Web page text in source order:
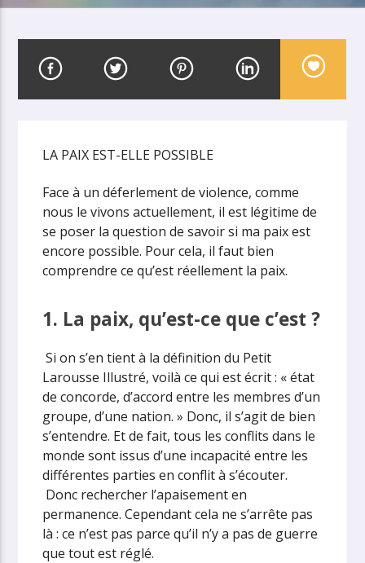
LA PAIX EST-ELLE POSSIBLE
Face à un déferlement de violence, comme
nous le vivons actuellement, il est légitime de
se poser la question de savoir si ma paix est
encore possible. Pour cela, il faut bien
comprendre ce qu’est réellement la paix.
1. La paix, qu’est-ce que c’est ?
Si on s’en tient à la définition du Petit
Larousse Illustré, voilà ce qui est écrit : « état
de concorde, d’accord entre les membres d’un
groupe, d’une nation. » Donc, il s’agit de bien
s’entendre. Et de fait, tous les conflits dans le
monde sont issus d’une incapacité entre les
différentes parties en conflit à s’écouter.
Donc rechercher l’apaisement en
permanence. Cependant cela ne s’arrête pas
là : ce n’est pas parce qu’il n’y a pas de guerre
que tout est réglé.